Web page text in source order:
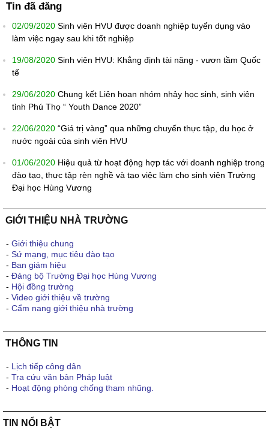
Tin đã đăng
02/09/2020 Sinh viên HVU được doanh nghiệp tuyển dụng vào
làm việc ngay sau khi tốt nghiệp
19/08/2020 Sinh viên HVU: Khẳng định tài năng - vươn tầm Quốc
tế
29/06/2020 Chung kết Liên hoan nhóm nhảy học sinh, sinh viên
tỉnh Phú Thọ “ Youth Dance 2020”
22/06/2020 “Giá trị vàng” qua những chuyến thực tập, du học ở
nước ngoài của sinh viên HVU
01/06/2020 Hiệu quả từ hoạt động hợp tác với doanh nghiệp trong
đào tạo, thực tập rèn nghề và tạo việc làm cho sinh viên Trường
Đại học Hùng Vương
GIỚI THIỆU NHÀ TRƯỜNG
- Giới thiệu chung
- Sứ mạng, mục tiêu đào tạo
- Ban giám hiệu
- Đảng bộ Trường Đại học Hùng Vương
- Hội đồng trường
- Video giới thiệu về trường
- Cẩm nang giới thiệu nhà trường
THÔNG TIN
- Lịch tiếp công dân
- Tra cứu văn bản Pháp luật
- Hoạt động phòng chống tham nhũng.
TIN NỔI BẬT